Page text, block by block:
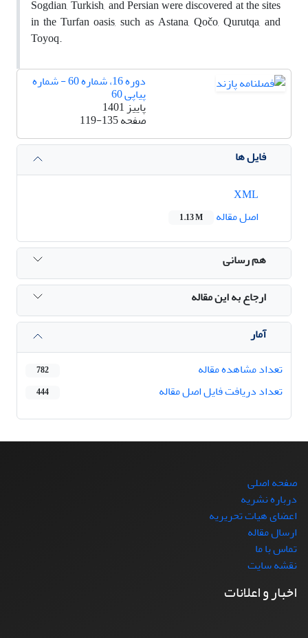
Sogdian, Turkish, and Persian were discovered at the sites
in the Turfan oasis, such as Astana, Qočo, Qurutqa, and
Toyoq.
دوره 16، شماره 60 - شماره
پیاپی 60
پاییز 1401
صفحه119-135
فایل ها
اصل مقاله
1.13 M
هم رسانی
ارجاع به این مقاله
آمار
تعداد مشاهده مقاله
782
تعداد دریافت فایل اصل مقاله 444
صفحه اصلی
درباره نشریه
اعضای هیات تحریریه
ارسال مقاله
تماس با ما
نقشه سایت
اخبار و اعلانات